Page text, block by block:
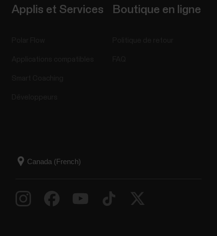
Applis et Services Boutique en ligne